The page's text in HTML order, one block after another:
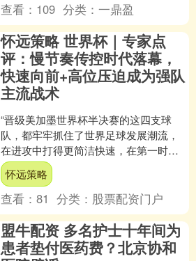
查看： 109 分类：一鼎盈
怀远策略 世界杯｜专家点
评：慢节奏传控时代落幕，
快速向前+高位压迫成为强队
主流战术
“晋级美加墨世界杯半决赛的这四支球
队，都牢牢抓住了世界足球发展潮流，
在进攻中打得更简洁快速，在第一时间
完成向前输送，力求抓住对方防线混乱
的机会。此外，他们能够闯....
怀远策略
查看：81 分类： 股票配资门户
盟牛配资 多名护士十年间为
患者垫付医药费？北京协和